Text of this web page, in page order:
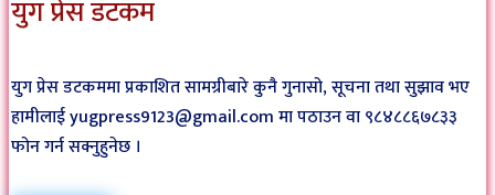
युग प्रेस डटकम
युग प्रेस डटकममा प्रकाशित सामग्रीबारे कुनै गुनासो, सूचना तथा सुझाव भए
हामीलाई yugpress9123@gmail.com मा पठाउन वा ९८४८८६७८३३
फोन गर्न सक्नुहुनेछ ।